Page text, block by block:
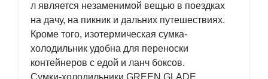
л является незаменимой вещью в поездках
на дачу, на пикник и дальних путешествиях.
Кроме того, изотермическая сумка-
холодильник удобна для переноски
контейнеров с едой и ланч боксов.
Сумки-холодильники GREEN GLADE